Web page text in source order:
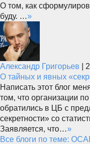
О том, как
буду. …»
Александр Григорьев
О тайных и явных
Написать этот блог
том, что организации
обратились в ЦБ с
секретности» со
Заявляется, что…»
Все блоги по теме: